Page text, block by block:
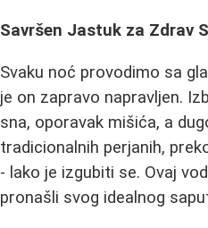
Savršen Jastuk za Zdrav
Svaku noć provodimo sa
je on zapravo napravljen.
sna, oporavak mišića, a
tradicionalnih perjanih,
- lako je izgubiti se. Ovaj
pronašli svog idealnog